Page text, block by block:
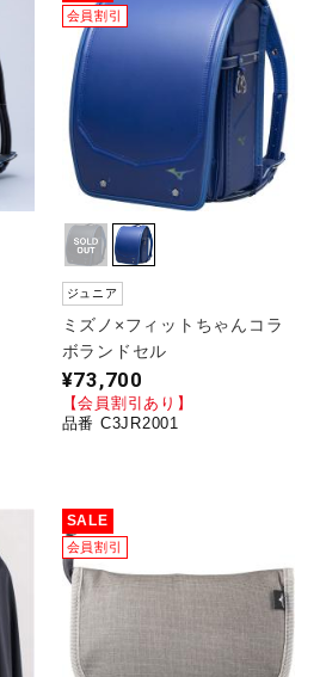
会員割引
ジュニア
ミズノ×フィットちゃんコラ
ボランドセル
¥73,700
【会員割引あり】
品番 C3JR2001
SALE
会員割引